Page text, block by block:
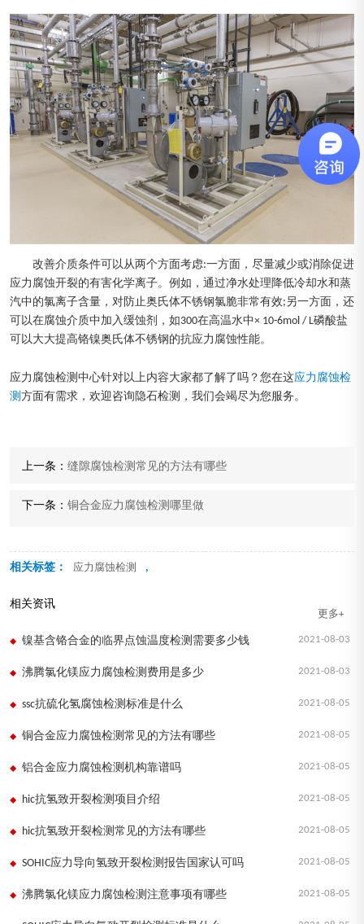
改善介质条件可以从两个方面考虑:一方面，尽量减少或消除促进
应力腐蚀开裂的有害化学离子。例如，通过净水处理降低冷却水和蒸
汽中的氯离子含量，对防止奥氏体不锈钢氯脆非常有效;另一方面，还
可以在腐蚀介质中加入缓蚀剂，如300在高温水中× 10-6mol / L磷酸盐
可以大大提高铬镍奥氏体不锈钢的抗应力腐蚀性能。
应力腐蚀检测中心针对以上内容大家都了解了吗？您在这应力腐蚀检
测方面有需求，欢迎咨询隐石检测，我们会竭尽为您服务。
上一条： 缝隙腐蚀检测常见的方法有哪些
下一条： 铜合金应力腐蚀检测哪里做
相关标签： 应力腐蚀检测 ,
相关资讯
更多+
2021-08-03
镍基含铬合金的临界点蚀温度检测需要多少钱
2021-08-03
沸腾氯化镁应力腐蚀检测费用是多少
2021-08-05
ssc抗硫化氢腐蚀检测标准是什么
2021-08-05
铜合金应力腐蚀检测常见的方法有哪些
2021-08-05
铝合金应力腐蚀检测机构靠谱吗
2021-08-05
hic抗氢致开裂检测项目介绍
2021-08-05
hic抗氢致开裂检测常见的方法有哪些
2021-08-05
SOHIC应力导向氢致开裂检测报告国家认可吗
2021-08-05
沸腾氯化镁应力腐蚀检测注意事项有哪些